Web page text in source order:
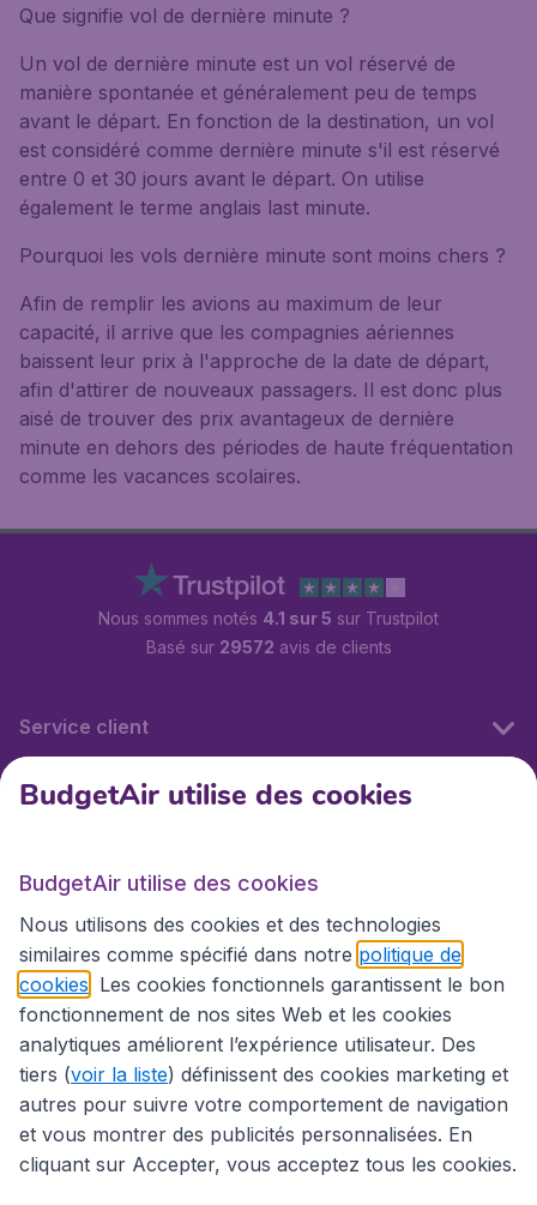
Que signifie vol de dernière minute ?
Un vol de dernière minute est un vol réservé de
manière spontanée et généralement peu de temps
avant le départ. En fonction de la destination, un vol
est considéré comme dernière minute s'il est réservé
entre 0 et 30 jours avant le départ. On utilise
également le terme anglais last minute.
Pourquoi les vols dernière minute sont moins chers ?
Afin de remplir les avions au maximum de leur
capacité, il arrive que les compagnies aériennes
baissent leur prix à l'approche de la date de départ,
afin d'attirer de nouveaux passagers. Il est donc plus
aisé de trouver des prix avantageux de dernière
minute en dehors des périodes de haute fréquentation
comme les vacances scolaires.
Nous sommes notés 4.1 sur 5 sur Trustpilot
Basé sur 29572 avis de clients
Service client
BudgetAir.fr
Sites internationaux
Déclaration d’accessibilité
Conditions générales
BudgetAir utilise des cookies
BudgetAir utilise des cookies
Nous utilisons des cookies et des technologies
similaires comme spécifié dans notre politique de
cookies . Les cookies fonctionnels garantissent le bon
fonctionnement de nos sites Web et les cookies
analytiques améliorent l’expérience utilisateur. Des
tiers (voir la liste) définissent des cookies marketing et
autres pour suivre votre comportement de navigation
et vous montrer des publicités personnalisées. En
cliquant sur Accepter, vous acceptez tous les cookies.